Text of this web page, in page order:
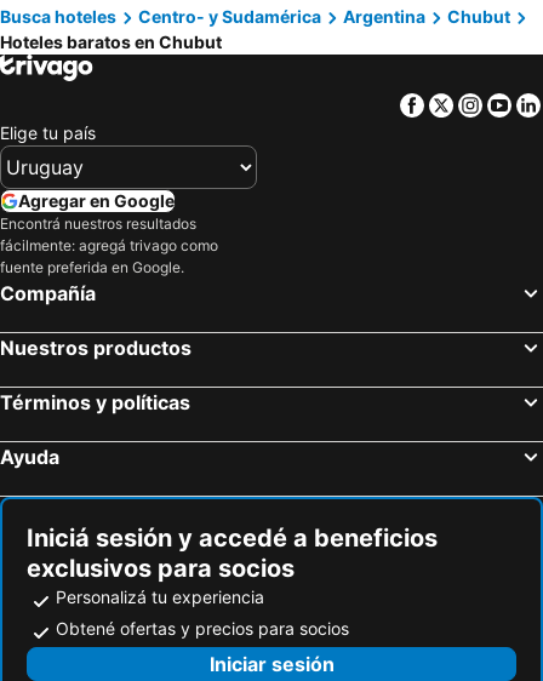
Hotel Tolosa
Dazzler by Wyndham Puerto Madryn
Hostería El Coirón
La Casona del Rio
Busca hoteles Centro- y Sudamérica Argentina
Chubut
Hoteles baratos en Chubut
Facebook
Twitter
Elige tu país
Agregar en Google
Encontrá nuestros resultados
fácilmente: agregá trivago como
fuente preferida en Google.
Compañía
Nuestros productos
Términos y políticas
Ayuda
Iniciá sesión y accedé a beneficios
exclusivos para socios
Personalizá tu experiencia
Obtené ofertas y precios para socios
Iniciar sesión